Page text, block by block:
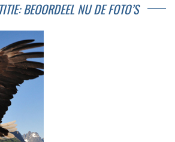
BEOORDEEL NU DE FOTO’S